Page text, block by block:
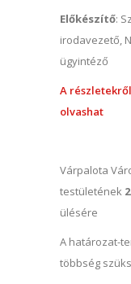
Előkészítő:
irodavezető,
ügyintéző
A
olvashat
Várpalota
testületének
ülésére
A határozat-
többség